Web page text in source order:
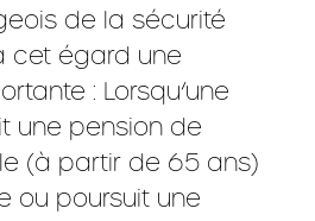
de la sécurité
cet égard une
: Lorsqu’une
une pension de
(à partir de 65 ans)
ou poursuit une